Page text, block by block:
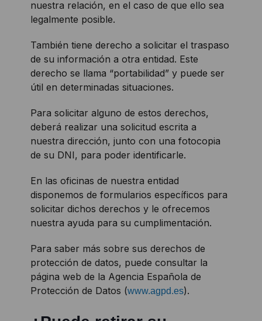
nuestra relación, en el caso de que ello sea
legalmente posible.
También tiene derecho a solicitar el traspaso
de su información a otra entidad. Este
derecho se llama “portabilidad” y puede ser
útil en determinadas situaciones.
Para solicitar alguno de estos derechos,
deberá realizar una solicitud escrita a
nuestra dirección, junto con una fotocopia
de su DNI, para poder identificarle.
En las oficinas de nuestra entidad
disponemos de formularios específicos para
solicitar dichos derechos y le ofrecemos
nuestra ayuda para su cumplimentación.
Para saber más sobre sus derechos de
protección de datos, puede consultar la
página web de la Agencia Española de
Protección de Datos (www.agpd.es).